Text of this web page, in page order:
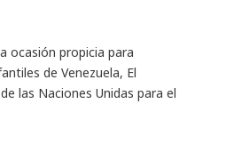
ocasión propicia para
de Venezuela, El
las Naciones Unidas para el